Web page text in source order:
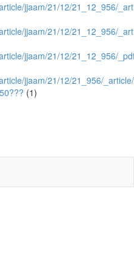
jjaam/21/12/21_12_956/
jjaam/21/12/21_12_956/
jjaam/21/12/21_12_956/
jjaam/21/12/21_956/
(1)